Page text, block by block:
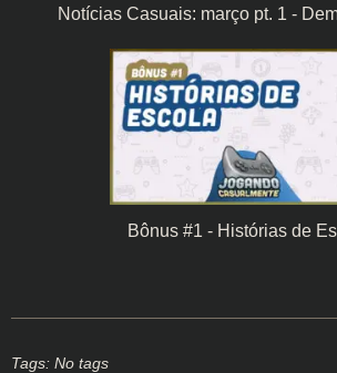
Notícias Casuais: março pt. 1 -
Bônus #1 - Histórias de
Tags: No tags